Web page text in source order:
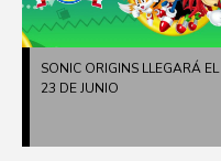
SONIC ORIGINS LLEGARÁ EL
23 DE JUNIO